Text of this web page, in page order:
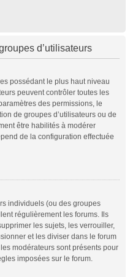
d’utilisateurs
possédant le plus haut niveau
peuvent contrôler toutes les
des permissions, le
de groupes d’utilisateurs ou de
être habilités à modérer
de la configuration effectuée
individuels (ou des groupes
régulièrement les forums. Ils
les sujets, les verrouiller,
et les diviser dans le forum
modérateurs sont présents pour
imposées sur le forum.